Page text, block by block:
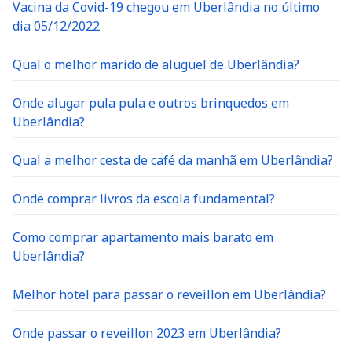
Vacina da Covid-19 chegou em Uberlândia no último
dia 05/12/2022
Qual o melhor marido de aluguel de Uberlândia?
Onde alugar pula pula e outros brinquedos em
Uberlândia?
Qual a melhor cesta de café da manhã em Uberlândia?
Onde comprar livros da escola fundamental?
Como comprar apartamento mais barato em
Uberlândia?
Melhor hotel para passar o reveillon em Uberlândia?
Onde passar o reveillon 2023 em Uberlândia?